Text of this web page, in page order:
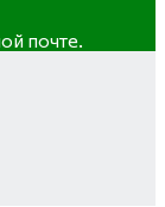
почте.